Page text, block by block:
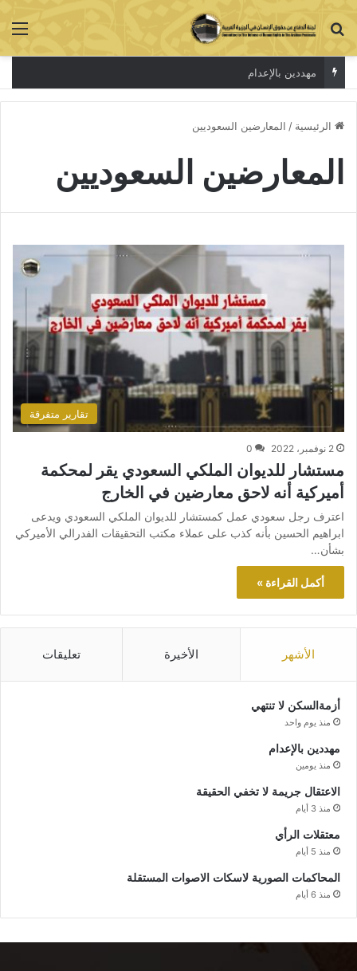
بحث عن
مهددين بالإعدام
الرئيسية / المعارضين السعوديين
المعارضين السعوديين
تقارير متفرقة
2 نوفمبر، 2022 0
مستشار للديوان الملكي السعودي يقر لمحكمة
أميركية أنه لاحق معارضين في الخارج
اعترف رجل سعودي عمل كمستشار للديوان الملكي السعودي ويدعى
ابراهيم الحسين بأنه كذب على عملاء مكتب التحقيقات الفدرالي الأميركي
بشأن…
أكمل القراءة »
الأشهر الأخيرة تعليقات
أزمةالسكن لا تنتهي
منذ يوم واحد
مهددين بالإعدام
منذ يومين
الاعتقال جريمة لا تخفي الحقيقة
منذ 3 أيام
معتقلات الرأي
منذ 5 أيام
المحاكمات الصورية لاسكات الاصوات المستقلة
منذ 6 أيام